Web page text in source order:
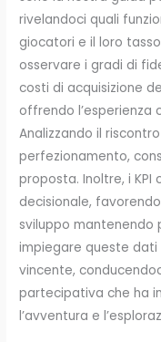
rivelandoci quali
giocatori e il loro
osservare i gradi di
costi di acquisizione
offrendo l’esperienza
Analizzando il
perfezionamento,
proposta. Inoltre, i
decisionale,
sviluppo mantenendo
impiegare queste dati
vincente,
partecipativa che ha
l’avventura e